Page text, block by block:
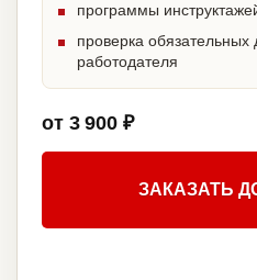
программы
проверка обязательных
работодателя
от 3 900 ₽
ЗАКАЗАТЬ